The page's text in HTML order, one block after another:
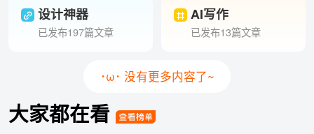
设计神器
已发布197篇文章
AI写作
已发布13篇文章
･ω･ 没有更多内容了~
大家都在看